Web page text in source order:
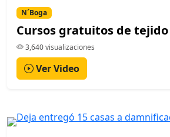
N´Boga
Cursos gratuitos de
3,640 visualizaciones
Ver Video